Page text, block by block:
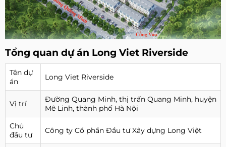
Tổng quan dự án Long Viet Riverside
Tên dự
án
Long Viet Riverside
Vị trí
Đường Quang Minh, thị trấn Quang Minh, huyện
Mê Linh, thành phố Hà Nội
Chủ
đầu tư
Công ty Cổ phần Đầu tư Xây dựng Long Việt